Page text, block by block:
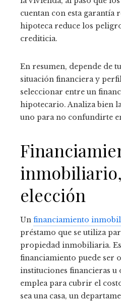
cuentan con esta garantía
hipoteca reduce los
crediticia.
En resumen, depende de
situación financiera y
seleccionar entre un
hipotecario. Analiza bien
uno para no confundirte
elección
Un financiamiento
préstamo que se utiliza
propiedad inmobiliaria.
financiamiento puede ser
instituciones financieras u
emplea para cubrir el
sea una casa, un